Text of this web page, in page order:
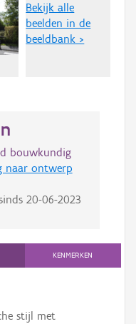
Bekijk alle
beelden in de
beeldbank >
bouwkundig
naar ontwerp
20-06-2023
KENMERKEN
stijl met